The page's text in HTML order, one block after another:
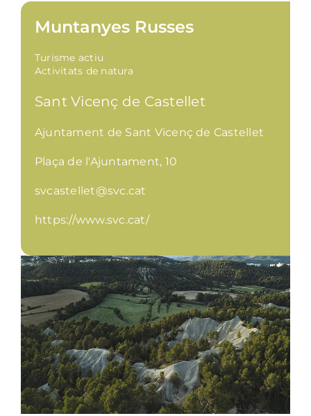
Muntanyes Russes
Turisme actiu
Activitats de natura
Sant Vicenç de Castellet
Ajuntament de Sant Vicenç de Castellet
Plaça de l'Ajuntament, 10
svcastellet@svc.cat
https://www.svc.cat/